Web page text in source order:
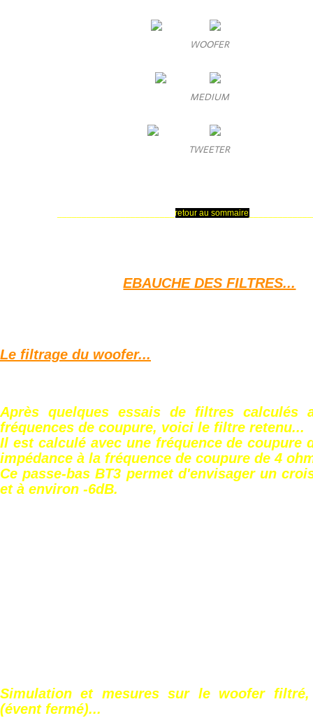
WOOFER
MEDIUM
TWEETER
________________________retour au sommaire
EBAUCHE DES FILTRES...
Le filtrage du woofer...
Après quelques essais de filtres calculés
fréquences de coupure, voici le filtre retenu...
Il est calculé avec une fréquence de coupure
impédance à la fréquence de coupure de 4
Ce passe-bas BT3 permet d'envisager un
et à environ -6dB.
Simulation et mesures sur le woofer filtré,
(évent fermé)...